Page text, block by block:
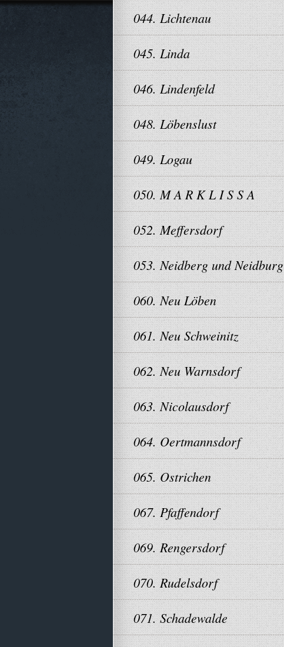
044. Lichtenau
045. Linda
046. Lindenfeld
048. Löbenslust
049. Logau
050. M A R K L I S S A
052. Meffersdorf
053. Neidberg und Neidburg
060. Neu Löben
061. Neu Schweinitz
062. Neu Warnsdorf
063. Nicolausdorf
064. Oertmannsdorf
065. Ostrichen
067. Pfaffendorf
069. Rengersdorf
070. Rudelsdorf
071. Schadewalde